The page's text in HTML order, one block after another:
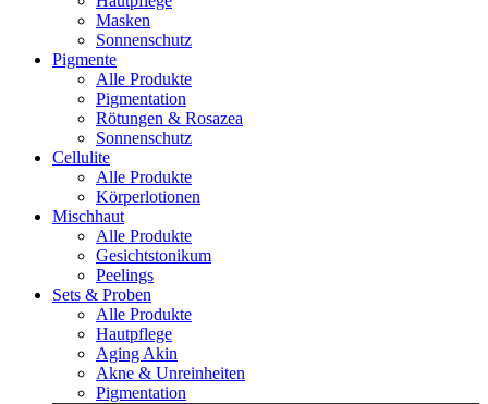
Masken
Sonnenschutz
Pigmente
Alle Produkte
Pigmentation
Rötungen & Rosazea
Sonnenschutz
Cellulite
Alle Produkte
Körperlotionen
Mischhaut
Alle Produkte
Gesichtstonikum
Peelings
Sets & Proben
Alle Produkte
Hautpflege
Aging Akin
Akne & Unreinheiten
Pigmentation